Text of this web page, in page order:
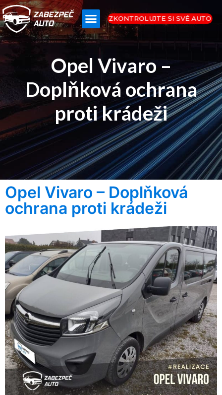
ZKONTROLUJTE SI SVÉ AUTO
Opel Vivaro –
Doplňková ochrana
proti krádeži
Opel Vivaro – Doplňková
ochrana proti krádeži